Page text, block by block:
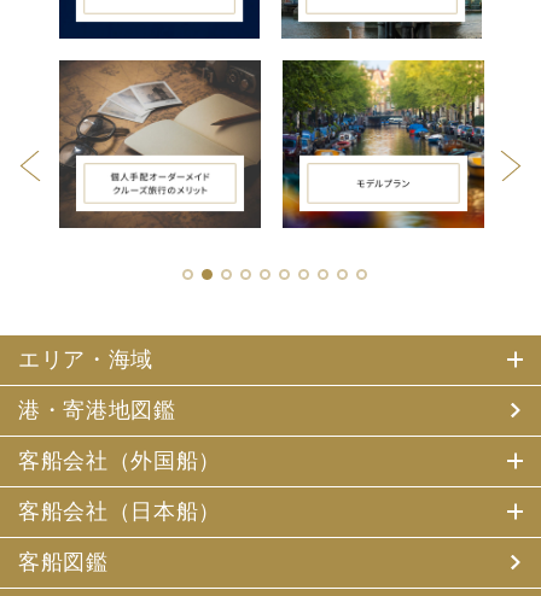
1 2 3 4 5 6 7 8 9 10
エリア・海域
港・寄港地図鑑
客船会社（外国船）
客船会社（日本船）
客船図鑑